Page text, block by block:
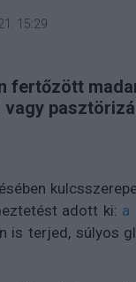
15:29
fertőzött
adott ki: a
is terjed, súlyos